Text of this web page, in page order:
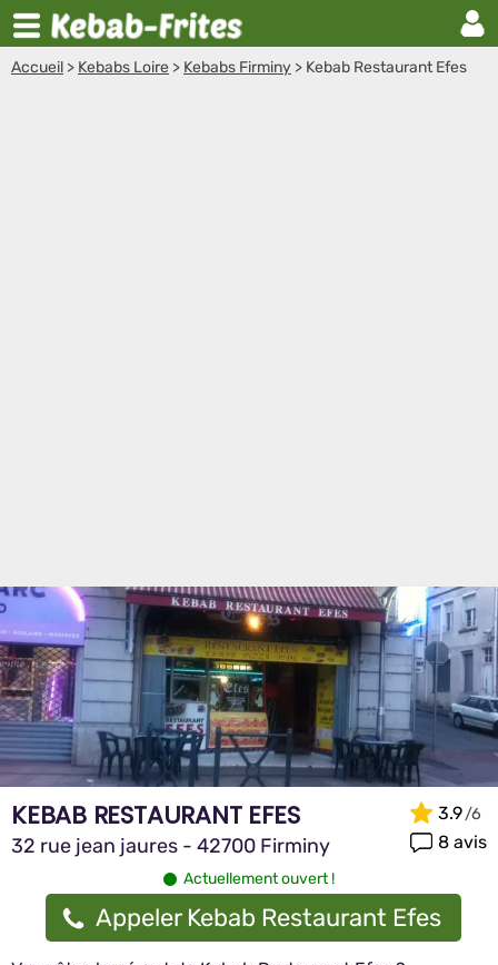
Accueil > Kebabs Loire > Kebabs Firminy > Kebab Restaurant Efes
KEBAB RESTAURANT EFES
32 rue jean jaures - 42700 Firminy
3.9
8 avis
Actuellement ouvert !
Appeler Kebab Restaurant Efes